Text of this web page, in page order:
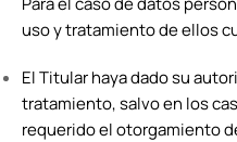
uso y tratamiento de ellos
El Titular haya dado su
tratamiento, salvo en los
requerido el otorgamiento